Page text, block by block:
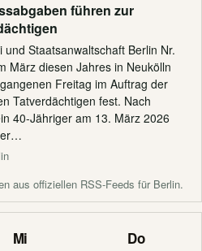
führen zur
Staatsanwaltschaft Berlin Nr.
März diesen Jahres in Neukölln
Freitag im Auftrag der
Tatverdächtigen fest. Nach
40-Jähriger am 13. März 2026
aus offiziellen RSS-Feeds für Berlin.
Mi Do